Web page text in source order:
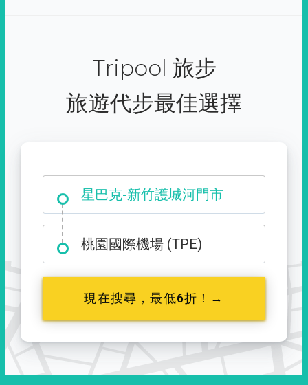
Tripool 旅步
旅遊代步最佳選擇
星巴克-新竹護城河門市
大霸尖山登山口
桃園國際機場 (TPE)
現在搜尋，最低6折！→